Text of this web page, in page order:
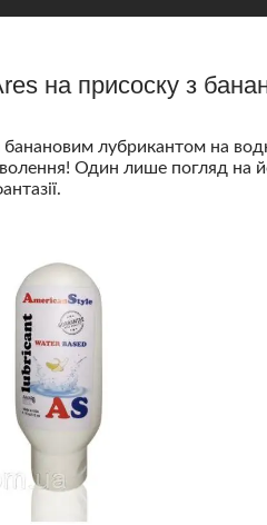
на присоску з
банановим лубрикантом на
Один лише погляд на